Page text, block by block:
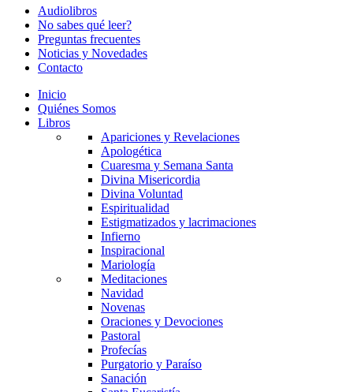
Audiolibros
No sabes qué leer?
Preguntas frecuentes
Noticias y Novedades
Contacto
Inicio
Quiénes Somos
Libros
Apariciones y Revelaciones
Apologética
Cuaresma y Semana Santa
Divina Misericordia
Divina Voluntad
Espiritualidad
Estigmatizados y lacrimaciones
Infierno
Inspiracional
Mariología
Meditaciones
Navidad
Novenas
Oraciones y Devociones
Pastoral
Profecías
Purgatorio y Paraíso
Sanación